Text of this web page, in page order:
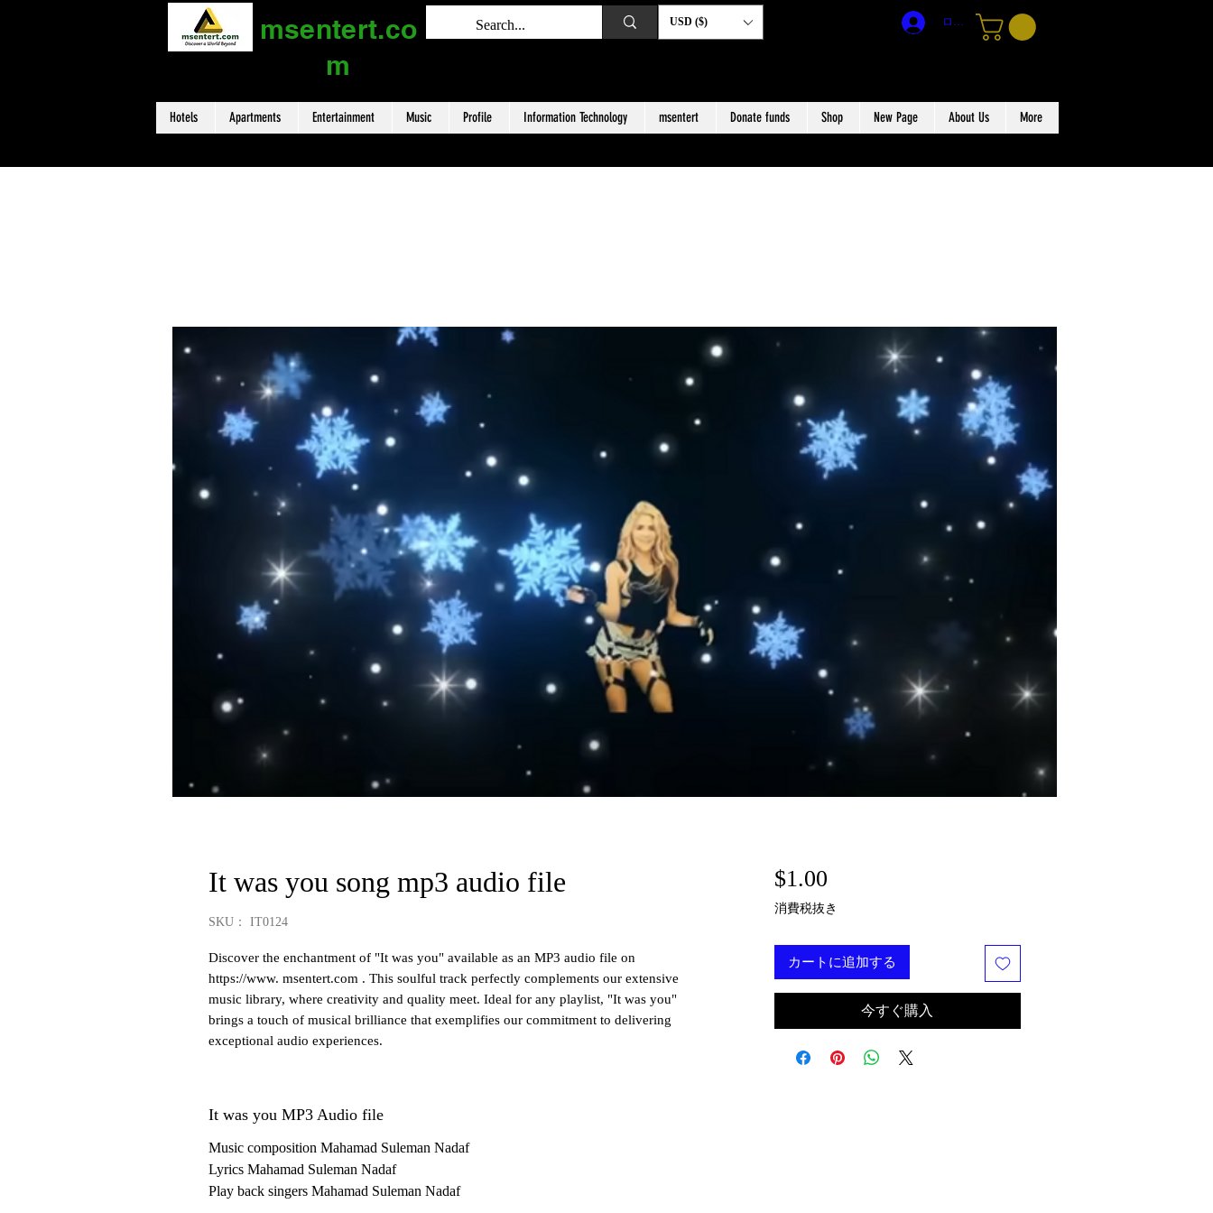
msentert.co
m
USD ($) ログイン
Hotels Apartments Entertainment Music Profile Information Technology msentert Donate funds Shop New Page About Us More
It was you song mp3 audio file
SKU： IT0124
Discover the enchantment of "It was you" available as an MP3 audio file on
https://www. msentert.com . This soulful track perfectly complements our extensive
music library, where creativity and quality meet. Ideal for any playlist, "It was you"
brings a touch of musical brilliance that exemplifies our commitment to delivering
exceptional audio experiences.
It was you MP3 Audio file
Music composition Mahamad Suleman Nadaf
Lyrics Mahamad Suleman Nadaf
Play back singers Mahamad Suleman Nadaf
$1.00価格
消費税抜き
カートに追加する
今すぐ購入